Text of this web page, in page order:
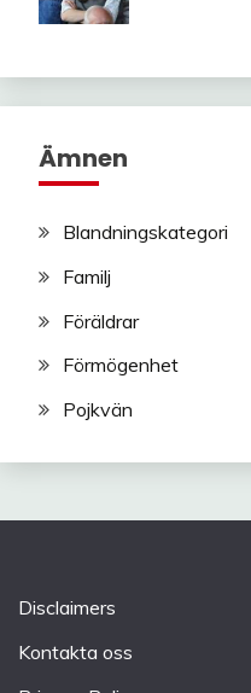
Ämnen
Blandningskategori
Familj
Föräldrar
Förmögenhet
Pojkvän
Disclaimers
Kontakta oss